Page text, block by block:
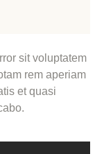
sit voluptatem
rem aperiam
et quasi